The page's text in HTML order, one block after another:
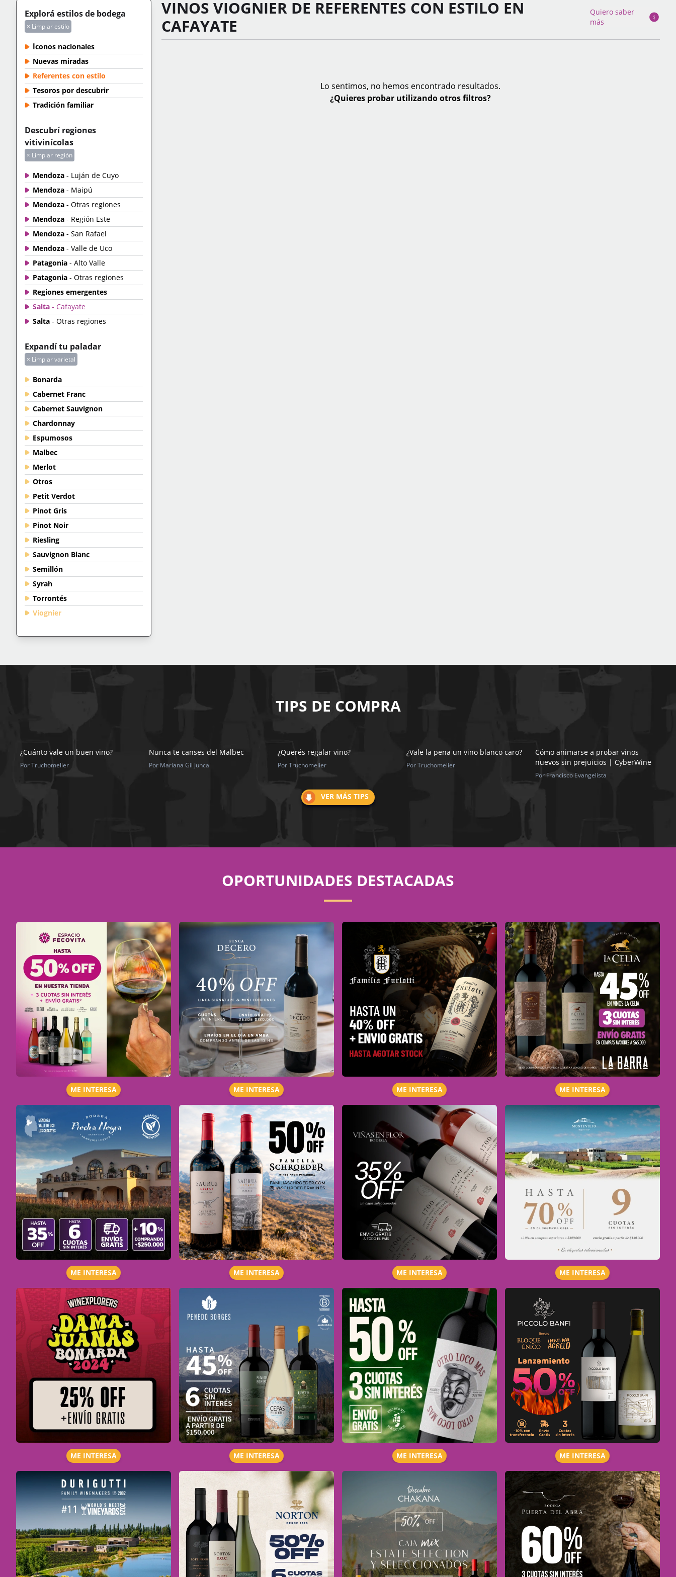
Explorá estilos de bodega
× Limpiar estilo
Íconos nacionales
Nuevas miradas
Referentes con estilo
Tesoros por descubrir
Tradición familiar
Descubrí regiones
vitivinícolas
× Limpiar región
Mendoza - Luján de Cuyo
Mendoza - Maipú
Mendoza - Otras regiones
Mendoza - Región Este
Mendoza - San Rafael
Mendoza - Valle de Uco
Patagonia - Alto Valle
Patagonia - Otras regiones
Regiones emergentes
Salta - Cafayate
Salta - Otras regiones
Expandí tu paladar
× Limpiar varietal
Bonarda
Cabernet Franc
Cabernet Sauvignon
Chardonnay
Espumosos
Malbec
Merlot
Otros
Petit Verdot
Pinot Gris
Pinot Noir
Riesling
Sauvignon Blanc
Semillón
Syrah
Torrontés
Viognier
VINOS VIOGNIER DE REFERENTES CON ESTILO EN
CAFAYATE
Quiero saber
más
Lo sentimos, no hemos encontrado resultados.
¿Quieres probar utilizando otros filtros?
TIPS DE COMPRA
¿Cuánto vale un buen vino?
Por Truchomelier
Nunca te canses del Malbec
Por Mariana Gil Juncal
¿Querés regalar vino?
Por Truchomelier
¿Vale la pena un vino blanco caro?
Por Truchomelier
Cómo animarse a probar vinos
nuevos sin prejuicios | CyberWine
Por Francisco Evangelista
VER MÁS TIPS
OPORTUNIDADES DESTACADAS
ME INTERESA ME INTERESA ME INTERESA ME INTERESA
ME INTERESA ME INTERESA ME INTERESA ME INTERESA
ME INTERESA ME INTERESA ME INTERESA ME INTERESA